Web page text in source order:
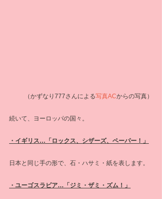
（かずなり777さんによる写真ACからの写真）
続いて、ヨーロッパの国々。
・イギリス…「ロックス、シザーズ、ペーパー！」
日本と同じ手の形で、石・ハサミ・紙を表します。
・ユーゴスラビア…「ジミ・ザミ・ズム！」